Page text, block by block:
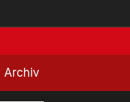
Archiv